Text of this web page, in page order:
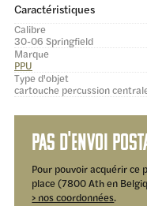
Caractéristiques
Calibre
30-06 Springfield
Marque
PPU
Type d'objet
cartouche percussion
Pas d'envoi
Pour pouvoir acquérir ce
place (7800 Ath en
> nos coordonnées.